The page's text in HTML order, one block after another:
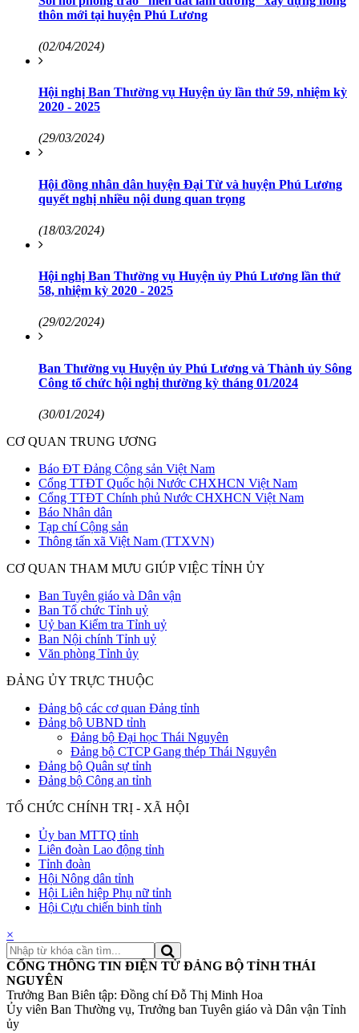
thôn mới tại huyện Phú Lương
(02/04/2024)
Hội nghị Ban Thường vụ Huyện ủy lần thứ 59, nhiệm kỳ
2020 - 2025
(29/03/2024)
Hội đồng nhân dân huyện Đại Từ và huyện Phú Lương
quyết nghị nhiều nội dung quan trọng
(18/03/2024)
Hội nghị Ban Thường vụ Huyện ủy Phú Lương lần thứ
58, nhiệm kỳ 2020 - 2025
(29/02/2024)
Ban Thường vụ Huyện ủy Phú Lương và Thành ủy Sông
Công tổ chức hội nghị thường kỳ tháng 01/2024
(30/01/2024)
CƠ QUAN TRUNG ƯƠNG
Báo ĐT Đảng Cộng sản Việt Nam
Cổng TTĐT Quốc hội Nước CHXHCN Việt Nam
Cổng TTĐT Chính phủ Nước CHXHCN Việt Nam
Báo Nhân dân
Tạp chí Cộng sản
Thông tấn xã Việt Nam (TTXVN)
CƠ QUAN THAM MƯU GIÚP VIỆC TỈNH ỦY
Ban Tuyên giáo và Dân vận
Ban Tổ chức Tỉnh uỷ
Uỷ ban Kiểm tra Tỉnh uỷ
Ban Nội chính Tỉnh uỷ
Văn phòng Tỉnh ủy
ĐẢNG ỦY TRỰC THUỘC
Đảng bộ các cơ quan Đảng tỉnh
Đảng bộ UBND tỉnh
Đảng bộ Đại học Thái Nguyên
Đảng bộ CTCP Gang thép Thái Nguyên
Đảng bộ Quân sự tỉnh
Đảng bộ Công an tỉnh
TỔ CHỨC CHÍNH TRỊ - XÃ HỘI
Ủy ban MTTQ tỉnh
Liên đoàn Lao động tỉnh
Tỉnh đoàn
Hội Nông dân tỉnh
Hội Liên hiệp Phụ nữ tỉnh
Hội Cựu chiến binh tỉnh
×
CỔNG THÔNG TIN ĐIỆN TỬ ĐẢNG BỘ TỈNH THÁI
NGUYÊN
Trưởng Ban Biên tập: Đồng chí Đỗ Thị Minh Hoa
Ủy viên Ban Thường vụ, Trưởng ban Tuyên giáo và Dân vận Tỉnh
ủy